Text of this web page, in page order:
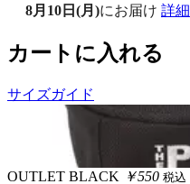
8月10日(月)にお届け 詳細
カートに入れる
サイズガイド
OUTLET BLACK ￥550 税込